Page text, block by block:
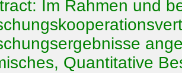
Im Rahmen und
Quantitative